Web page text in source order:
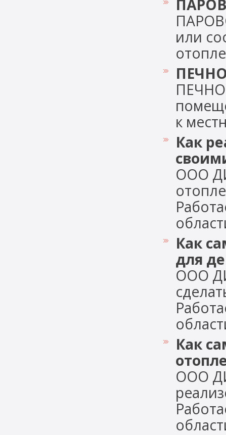
или
к
Как
ООО
Как
для
ООО
Как
ООО